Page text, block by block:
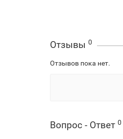
Отзывы 0
Отзывов пока нет.
Вопрос - Ответ 0